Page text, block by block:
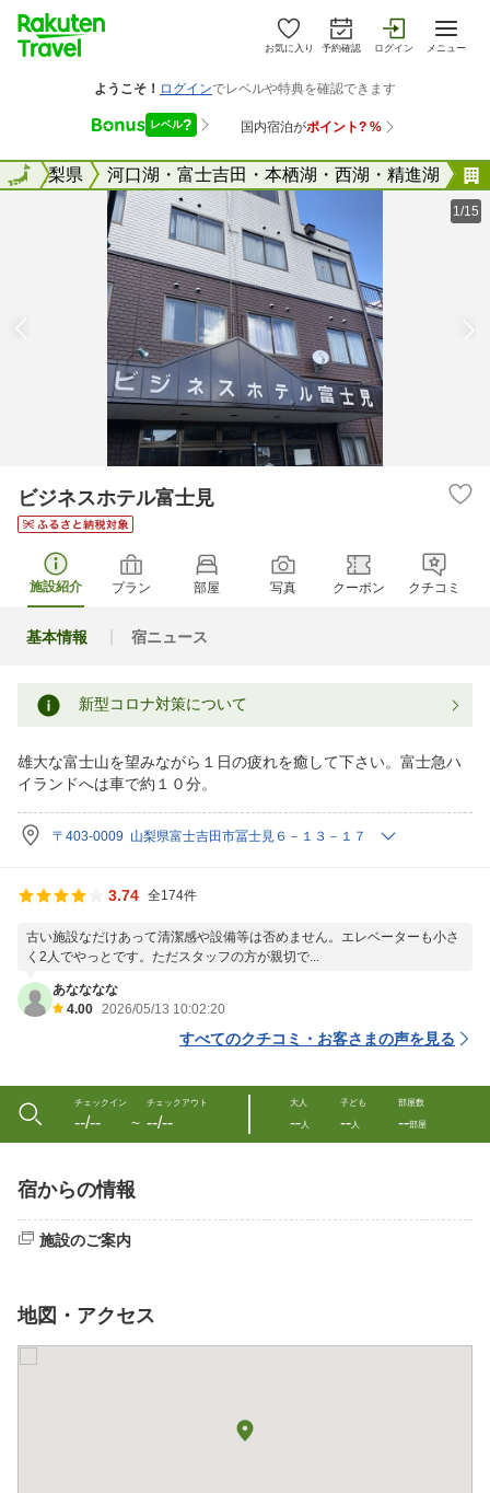
お気に入り 予約確認 ログイン メニュー
全国 山梨県 河口湖・富士吉田・本栖湖・西湖・精進湖
全国
1/15
ビジネスホテル富士見
施設紹介 プラン 部屋 写真 クーポン クチコミ
基本情報 宿ニュース
新型コロナ対策について
雄大な富士山を望みながら１日の疲れを癒して下さい。富士急ハ
イランドへは車で約１０分。
〒403-0009 山梨県富士吉田市冨士見６－１３－１７
3.74 全174件
古い施設なだけあって清潔感や設備等は否めません。エレベーターも小さ
く2人でやっとです。ただスタッフの方が親切で...
あなななな
4.00 2026/05/13 10:02:20
すべてのクチコミ・お客さまの声を見る
チェックイン
--/-- 〜
チェックアウト
--/--
大人
--人
子ども
--人
部屋数
--部屋
宿からの情報
施設のご案内
地図・アクセス